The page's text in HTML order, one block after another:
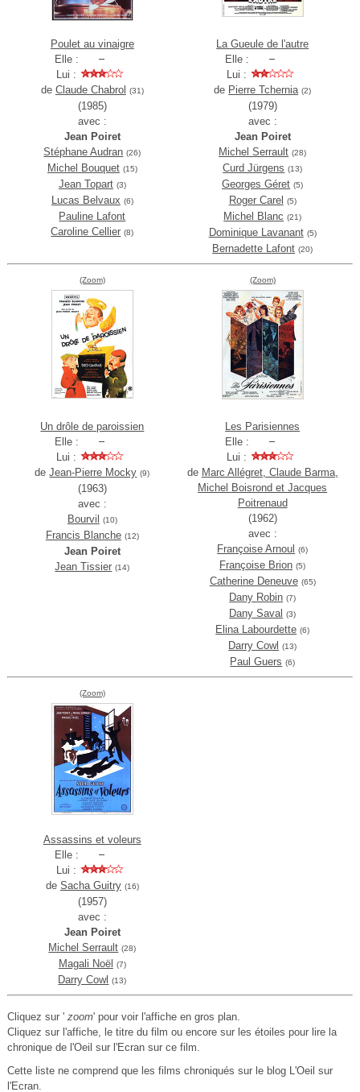
Poulet au vinaigre
Elle :
Lui :
de Claude Chabrol (31)
(1985)
avec :
Jean Poiret
Stéphane Audran (26)
Michel Bouquet (15)
Jean Topart (3)
Lucas Belvaux (6)
Pauline Lafont
Caroline Cellier (8)
La Gueule de l'autre
Elle :
Lui :
de Pierre Tchernia (2)
(1979)
avec :
Jean Poiret
Michel Serrault (28)
Curd Jürgens (13)
Georges Géret (5)
Roger Carel (5)
Michel Blanc (21)
Dominique Lavanant (5)
Bernadette Lafont (20)
(Zoom)
Un drôle de paroissien
Elle :
Lui :
deJean-Pierre Mocky (9)
(1963)
avec :
Bourvil
(10)
Francis Blanche (12)
Jean Poiret
Jean Tissier (14)
(Zoom)
Les Parisiennes
Elle :
Lui :
de Marc Allégret, Claude Barma,
Michel Boisrond et Jacques
Poitrenaud
(1962)
avec :
Françoise Arnoul
(6)
Françoise Brion (5)
Catherine Deneuve (65)
Dany Robin (7)
Dany Saval (3)
Elina Labourdette (6)
Darry Cowl (13)
Paul Guers (6)
(Zoom)
Assassins et voleurs
Elle :
Lui :
de Sacha Guitry (16)
(1957)
avec :
Jean Poiret
Michel Serrault (28)
Magali Noël (7)
Darry Cowl (13)
Cliquez sur ' zoom' pour voir l'affiche en gros plan.
Cliquez sur l'affiche, le titre du film ou encore sur les étoiles pour lire la
chronique de l'Oeil sur l'Ecran sur ce film.
Cette liste ne comprend que les films chroniqués sur le blog L'Oeil sur
l'Ecran.